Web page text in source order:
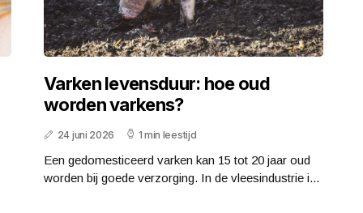
Varken levensduur: hoe oud
worden varkens?
24 juni 2026 1 min leestijd
Een gedomesticeerd varken kan 15 tot 20 jaar oud
worden bij goede verzorging. In de vleesindustrie i...